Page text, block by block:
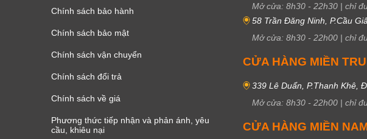
Chính sách bảo hành
Chính sách bảo mật
Chính sách vận chuyển
Chính sách đổi trả
Chính sách về giá
Phương thức tiếp nhận và phản ánh, yêu
cầu, khiêu nại
Mở cửa: 8h30 - 22h30 | chỉ
58 Trần Đăng Ninh, P.Cầu
Mở cửa: 8h30 - 22h00 | chỉ
CỬA HÀNG MIỀN
339 Lê Duẩn, P.Thanh Khê,
Mở cửa: 8h30 - 22h00 | chỉ
CỬA HÀNG MIỀN